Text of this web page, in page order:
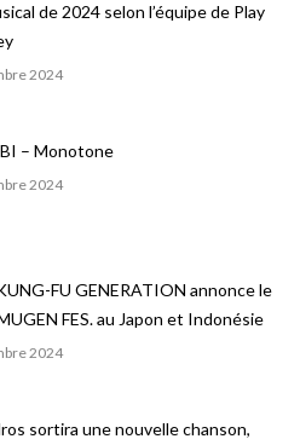
de 2024 selon l’équipe de Play
2024
– Monotone
2024
FU GENERATION annonce le
FES. au Japon et Indonésie
2024
sortira une nouvelle chanson,